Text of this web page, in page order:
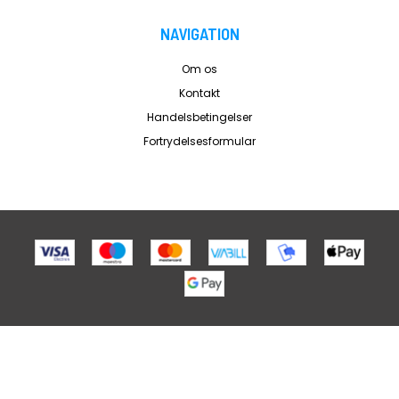
NAVIGATION
Om os
Kontakt
Handelsbetingelser
Fortrydelsesformular